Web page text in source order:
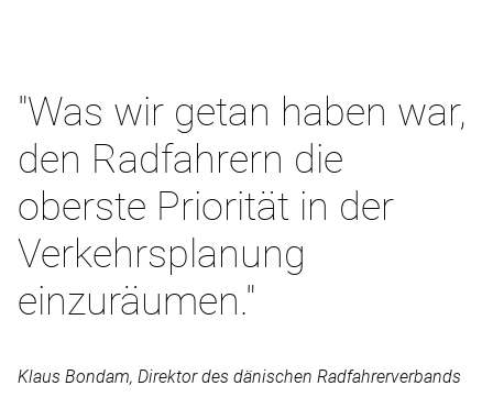
"Was wir getan haben war,
den Radfahrern die
oberste Priorität in der
Verkehrsplanung
einzuräumen."
Klaus Bondam, Direktor des dänischen Radfahrerverbands